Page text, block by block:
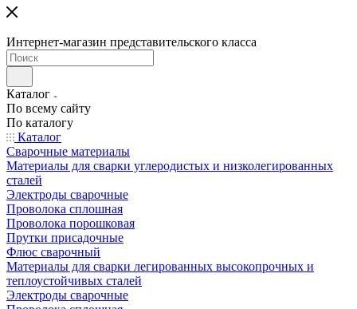
Интернет-магазин представительского класса
Каталог
По всему сайту
По каталогу
Каталог
Сварочные материалы
Материалы для сварки углеродистых и низколегированных
сталей
Электроды сварочные
Проволока сплошная
Проволока порошковая
Прутки присадочные
Флюс сварочный
Материалы для сварки легированных высокопрочных и
теплоустойчивых сталей
Электроды сварочные